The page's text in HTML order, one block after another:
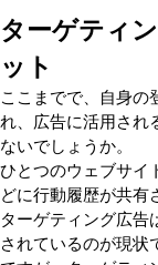
ターゲティ
ット
ここまでで、自身の
れ、広告に活用され
ないでしょうか。
ひとつのウェブサイ
どに行動履歴が共有
ターゲティング広告
されているのが現状